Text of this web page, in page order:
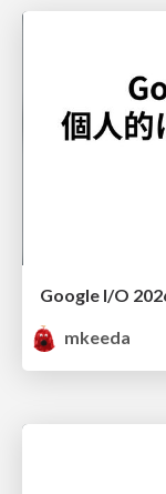
Google I/O
mkeeda